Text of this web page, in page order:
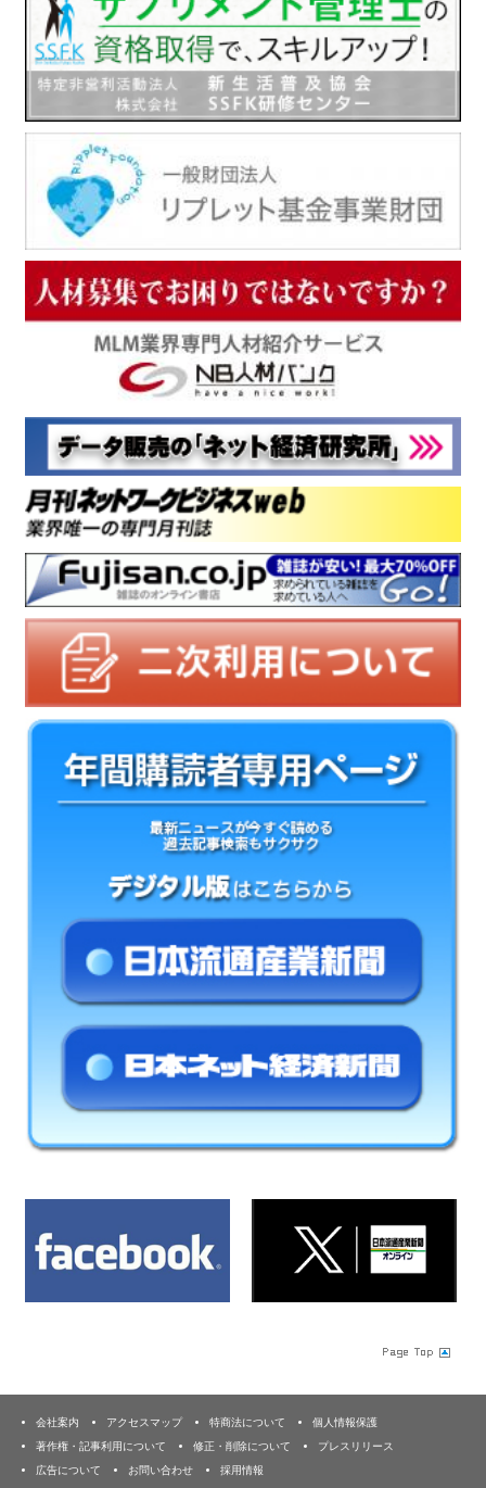
会社案内 アクセスマップ 特商法について
個人情報保護
著作権・記事利用について
修正・削除について
プレスリリース
広告について
お問い合わせ 採用情報